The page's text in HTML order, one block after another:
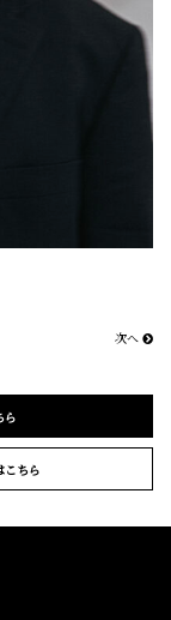
次へ
ら
こちら